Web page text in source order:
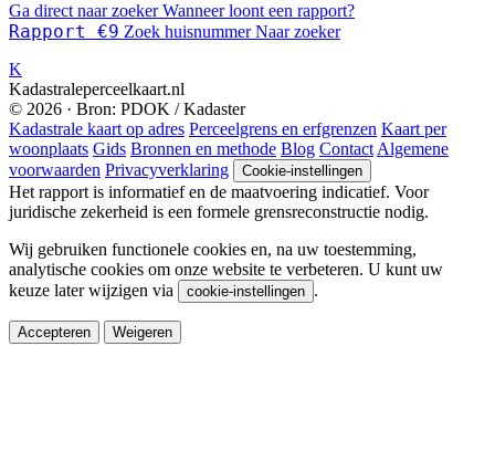
Ga direct naar zoekerWanneer loont een rapport?
Rapport €9 Zoek huisnummer Naar zoeker
K
Kadastraleperceelkaart.nl
© 2026 · Bron: PDOK / Kadaster
Kadastrale kaart op adres Perceelgrens en erfgrenzen Kaart per
woonplaats Gids Bronnen en methode Blog Contact Algemene
voorwaarden Privacyverklaring Cookie-instellingen
Het rapport is informatief en de maatvoering indicatief. Voor
juridische zekerheid is een formele grensreconstructie nodig.
Wij gebruiken functionele cookies en, na uw toestemming,
analytische cookies om onze website te verbeteren. U kunt uw
keuze later wijzigen via
cookie-instellingen .
Accepteren Weigeren